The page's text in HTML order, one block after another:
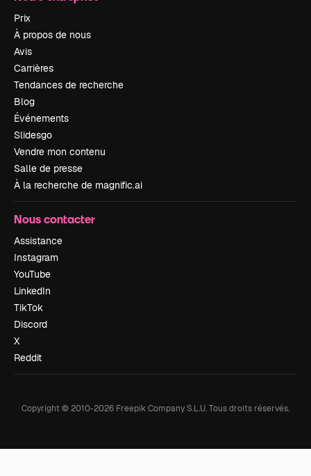
Prix
À propos de nous
Avis
Carrières
Tendances de recherche
Blog
Événements
Slidesgo
Vendre mon contenu
Salle de presse
À la recherche de magnific.ai
Nous contacter
Assistance
Instagram
YouTube
LinkedIn
TikTok
Discord
X
Reddit
Copyright © 2010-2026 Freepik Company S.L.U.Tous droits réservés.